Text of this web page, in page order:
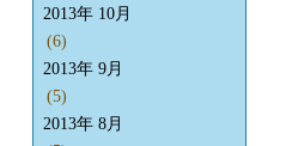
2013年 10月
(6)
2013年 9月
(5)
2013年 8月